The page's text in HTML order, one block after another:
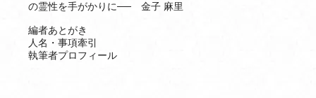
の霊性を手がかりに── 金子 麻里
編者あとがき
人名・事項牽引
執筆者プロフィール